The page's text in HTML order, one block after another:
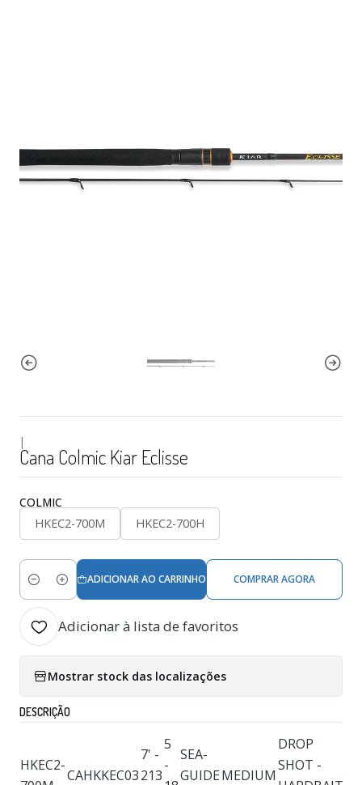
|
Cana Colmic Kiar Eclisse
COLMIC
HKEC2-700M
HKEC2-700H
Quantidade
ADICIONAR AO CARRINHO COMPRAR AGORA
Adicionar à lista de favoritos
Mostrar stock das localizações
DESCRIÇÃO
HKEC2-
CAHKKEC03
7' -
213
5
-
SEA-
GUIDEMEDIUM
DROP
SHOT -